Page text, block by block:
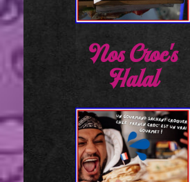
Nos Croc's
Halal